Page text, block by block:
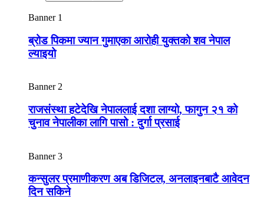
Banner 1
ब्रोड पिकमा ज्यान गुमाएका आरोही युक्तको शव नेपाल
ल्याइयो
Banner 2
राजसंस्था हटेदेखि नेपाललाई दशा लाग्यो, फागुन २१ को
चुनाव नेपालीका लागि पासो : दुर्गा प्रसाई
Banner 3
कन्सुलर प्रमाणीकरण अब डिजिटल, अनलाइनबाटै आवेदन
दिन सकिने